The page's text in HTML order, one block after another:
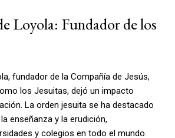
Loyola: Fundador de los
fundador de la Compañía de Jesús,
los Jesuitas, dejó un impacto
La orden jesuita se ha destacado
enseñanza y la erudición,
y colegios en todo el mundo.